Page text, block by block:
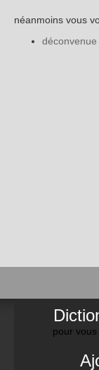
néanmoins vous
déconvenue
pour